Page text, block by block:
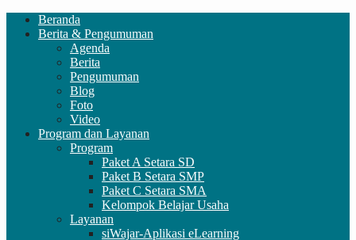
Beranda
Berita & Pengumuman
Agenda
Berita
Pengumuman
Blog
Foto
Video
Program dan Layanan
Program
Paket A Setara SD
Paket B Setara SMP
Paket C Setara SMA
Kelompok Belajar Usaha
Layanan
siWajar-Aplikasi eLearning